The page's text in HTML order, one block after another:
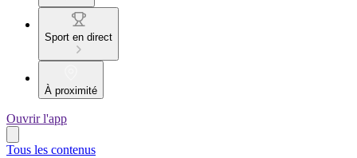
Sport en direct
À proximité
Ouvrir l'app
Tous les contenus